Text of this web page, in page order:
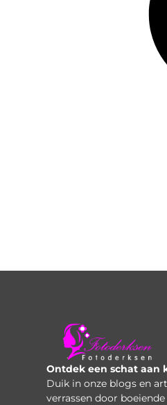
Ontdek een schat aan
Duik in onze blogs en
verrassen door